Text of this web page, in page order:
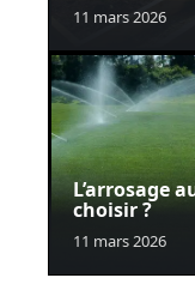
11 mars 2026
L’arrosage
choisir ?
11 mars 2026